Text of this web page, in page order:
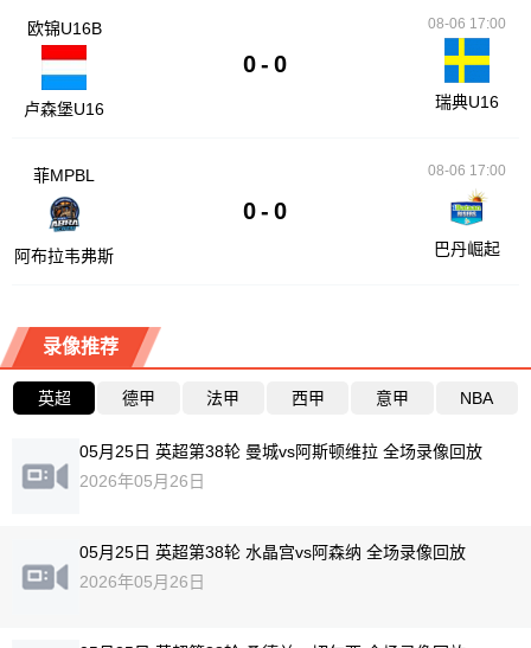
欧锦U16B
卢森堡U16
0 - 0
08-06 17:00
瑞典U16
菲MPBL
阿布拉韦弗斯
0 - 0
08-06 17:00
巴丹崛起
录像推荐
英超 德甲 法甲 西甲 意甲 NBA
05月25日 英超第38轮 曼城vs阿斯顿维拉 全场录像回放
2026年05月26日
05月25日 英超第38轮 水晶宫vs阿森纳 全场录像回放
2026年05月26日